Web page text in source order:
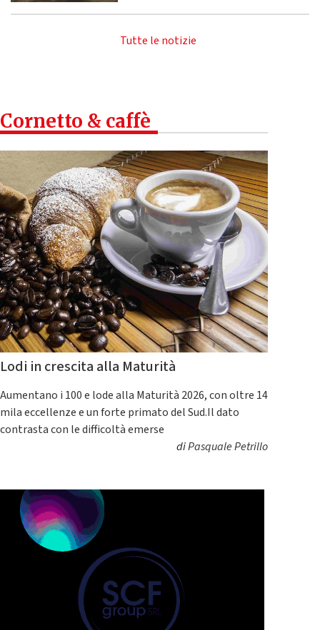
Tutte le notizie
Cornetto & caffè
Lodi in crescita alla Maturità
Aumentano i 100 e lode alla Maturità 2026, con oltre 14
mila eccellenze e un forte primato del Sud.Il dato
contrasta con le difficoltà emerse
diPasquale Petrillo